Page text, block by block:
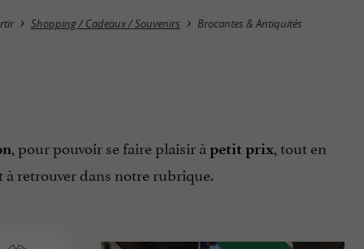
Masquer la carte
Shopping / Cadeaux / Souvenirs Brocantes & Antiquités
, pour pouvoir se faire plaisir à petit prix, tout en
à retrouver dans notre rubrique.